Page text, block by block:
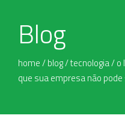
Blog
home/blog/tecnologia/o
que sua empresa não